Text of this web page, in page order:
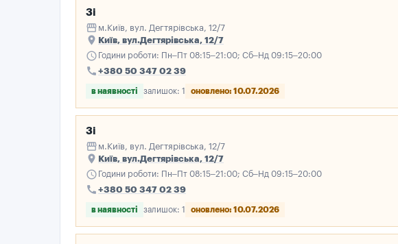
3і
storefront м.Київ, вул. Дегтярівська, 12/7
place Київ, вул.Дегтярівська, 12/7
schedule Години роботи: Пн–Пт 08:15–21:00; Сб–Нд 09:15–20:00
call +380 50 347 02 39
в наявності залишок: 1 оновлено: 10.07.2026
3і
storefront м.Київ, вул. Дегтярівська, 12/7
place Київ, вул.Дегтярівська, 12/7
schedule Години роботи: Пн–Пт 08:15–21:00; Сб–Нд 09:15–20:00
call +380 50 347 02 39
в наявності залишок: 1 оновлено: 10.07.2026